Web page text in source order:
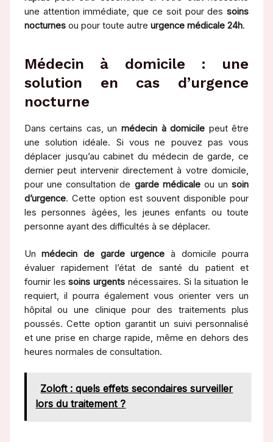
une attention immédiate, que ce soit pour dessoins
nocturnesou pour toute autre urgence médicale 24h.
Médecin à domicile : une
solution en cas d’urgence
nocturne
Dans certains cas, un médecin à domicile peut être
une solution idéale. Si vous ne pouvez pas vous
déplacer jusqu’au cabinet du médecin de garde, ce
dernier peut intervenir directement à votre domicile,
pour une consultation de garde médicaleou unsoin
d’urgence. Cette option est souvent disponible pour
les personnes âgées, les jeunes enfants ou toute
personne ayant des difficultés à se déplacer.
Unmédecin de garde urgence à domicile pourra
évaluer rapidement l’état de santé du patient et
fournir lessoins urgents nécessaires. Si la situation le
requiert, il pourra également vous orienter vers un
hôpital ou une clinique pour des traitements plus
poussés. Cette option garantit un suivi personnalisé
et une prise en charge rapide, même en dehors des
heures normales de consultation.
Zoloft : quels effets secondaires surveiller
lors du traitement ?